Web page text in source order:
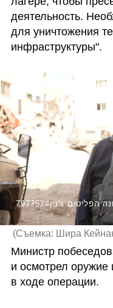
деятельность.
для уничтожения
инфраструктуры".
(Съемка: Шира
Министр
и осмотрел оружие
в ходе операции.